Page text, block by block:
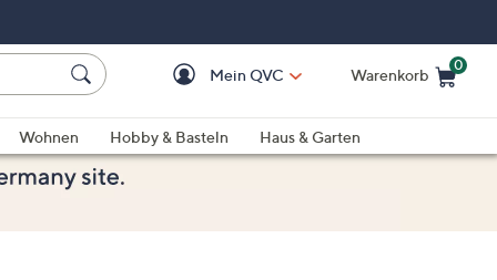
Mein QVC Warenkorb
0
Wohnen Hobby & Basteln
Haus & Garten